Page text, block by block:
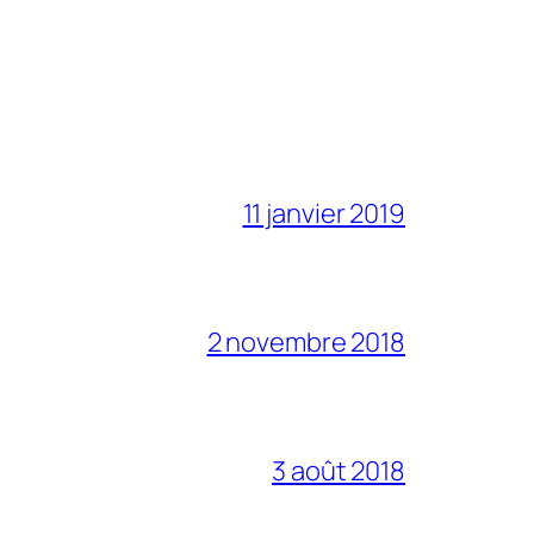
11 janvier 2019
2 novembre 2018
3 août 2018